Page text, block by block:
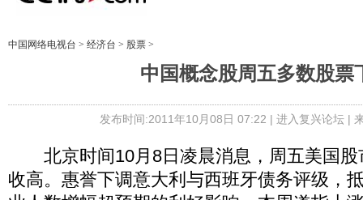
中国网络电视台 > 经济台 > 股票 >
中国概念股周五多数股票
发布时间:2011年10月08日 07:22 | 进入复兴论坛|
北京时间10月8日凌晨消息，周五美国股
收高。惠誉下调意大利与西班牙债务评级，